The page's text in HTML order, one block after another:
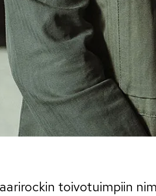
toivotuimpiin